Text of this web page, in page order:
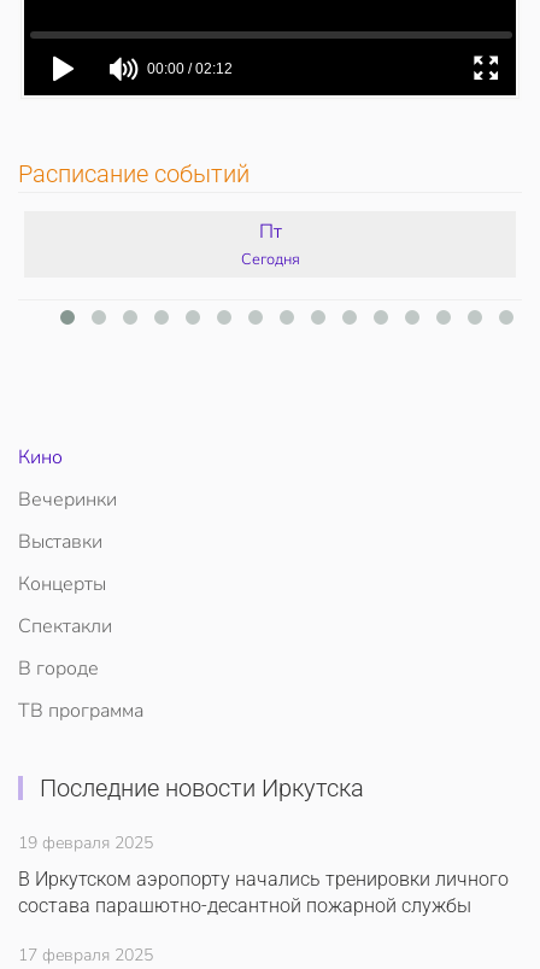
Расписание событий
Пт
Сегодня
Кино
Вечеринки
Выставки
Концерты
Спектакли
В городе
ТВ программа
Последние новости Иркутска
19 февраля 2025
В Иркутском аэропорту начались тренировки личного
состава парашютно-десантной пожарной службы
17 февраля 2025